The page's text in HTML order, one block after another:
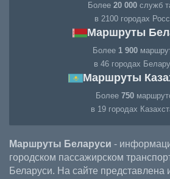
Более 20 000 служб
в 2100 городах
Маршруты
Более 1 900
в 46 городах
Маршруты
Более 750
в 19 городах
Маршруты Беларуси -
городском пассажирском
Беларуси. На сайте